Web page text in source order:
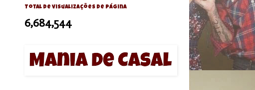
Total de visualizações de página
6,684,544